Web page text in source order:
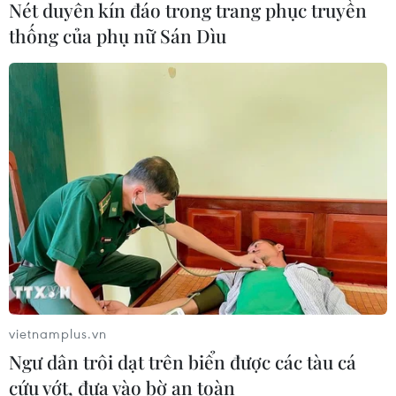
02/08/2026 10:10
Điều trị hiệu quả ca ung thư phổi
mang đồng thời hai đột biến gen
hiếm gặp
02/08/2026 05:58
Giao chỉ tiêu bao phủ bảo hiểm y tế
toàn quốc đạt 100% vào năm 2030
02/08/2026 04:54
Tạo đột phá từ y tế cơ sở đến phát
triển nguồn nhân lực
Nét duyên kín đáo trong trang phục truyền
thống của phụ nữ Sán Dìu
vietnamplus.vn
Ngư dân trôi dạt trên biển được các tàu cá
cứu vớt, đưa vào bờ an toàn